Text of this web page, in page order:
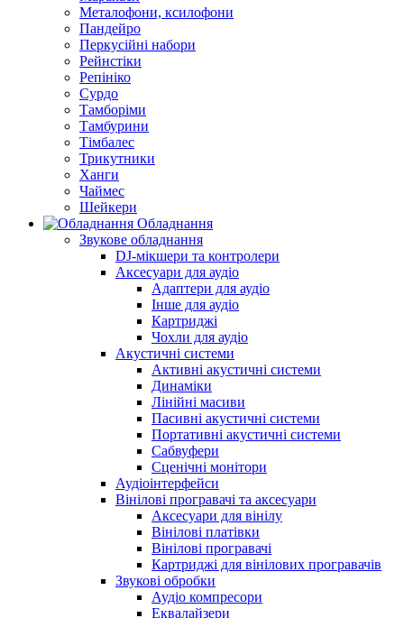
Металофони, ксилофони
Пандейро
Перкусійні набори
Рейнстіки
Репініко
Сурдо
Тамборіми
Тамбурини
Тімбалес
Трикутники
Ханги
Чаймес
Шейкери
Обладнання
Звукове обладнання
DJ-мікшери та контролери
Аксесуари для аудіо
Адаптери для аудіо
Інше для аудіо
Картриджі
Чохли для аудіо
Акустичні системи
Активні акустичні системи
Динаміки
Лінійні масиви
Пасивні акустичні системи
Портативні акустичні системи
Сабвуфери
Сценічні монітори
Аудіоінтерфейси
Вінілові програвачі та аксесуари
Аксесуари для вінілу
Вінілові платівки
Вінілові програвачі
Картриджі для вінілових програвачів
Звукові обробки
Аудіо компресори
Еквалайзери